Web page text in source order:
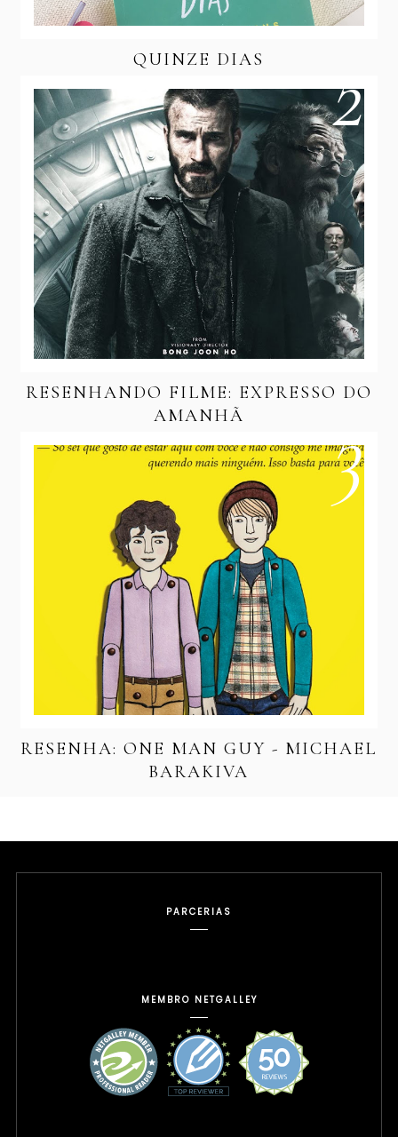
QUINZE DIAS
RESENHANDO FILME: EXPRESSO DO
AMANHÃ
RESENHA: ONE MAN GUY - MICHAEL
BARAKIVA
PARCERIAS
MEMBRO NETGALLEY